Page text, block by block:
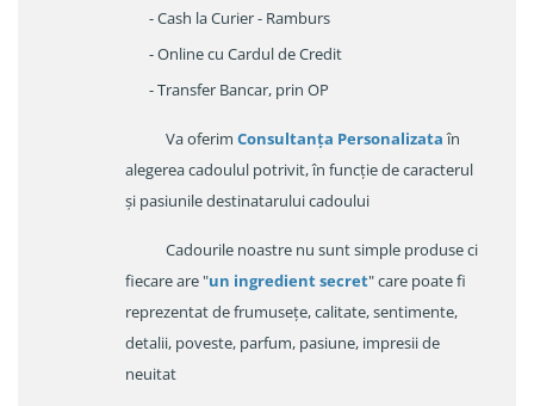
- Cash la Curier - Ramburs
- Online cu Cardul de Credit
- Transfer Bancar, prin OP
Va oferim Consultanța Personalizataîn
alegerea cadoulul potrivit, în funcție de caracterul
și pasiunile destinatarului cadoului
Cadourile noastre nu sunt simple produse ci
fiecare are "un ingredient secret" care poate fi
reprezentat de frumusețe, calitate, sentimente,
detalii, poveste, parfum, pasiune, impresii de
neuitat